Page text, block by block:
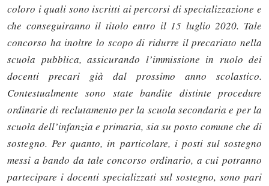
coloro i quali sono iscritti ai percorsi di specializzazione e
che conseguiranno il titolo entro il 15 luglio 2020. Tale
concorso ha inoltre lo scopo di ridurre il precariato nella
scuola pubblica, assicurando l’immissione in ruolo dei
docenti precari già dal prossimo anno scolastico.
Contestualmente sono state bandite distinte procedure
ordinarie di reclutamento per la scuola secondaria e per la
scuola dell’infanzia e primaria, sia su posto comune che di
sostegno. Per quanto, in particolare, i posti sul sostegno
messi a bando da tale concorso ordinario, a cui potranno
partecipare i docenti specializzati sul sostegno, sono pari